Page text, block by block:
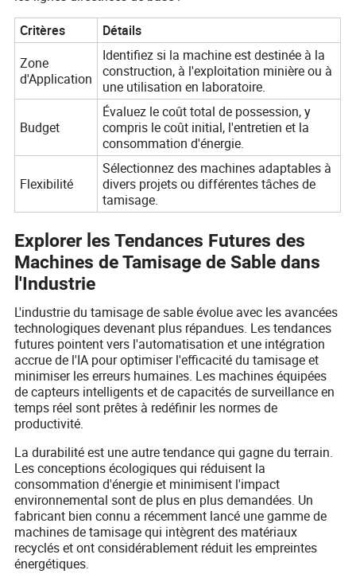
Critères
Détails
Zone
d'Application
Identifiez si la machine est destinée à la
construction, à l'exploitation minière ou à
une utilisation en laboratoire.
Budget
Évaluez le coût total de possession, y
compris le coût initial, l'entretien et la
consommation d'énergie.
Flexibilité
Sélectionnez des machines adaptables à
divers projets ou différentes tâches de
tamisage.
Explorer les Tendances Futures des
Machines de Tamisage de Sable dans
l'Industrie
L'industrie du tamisage de sable évolue avec les avancées
technologiques devenant plus répandues. Les tendances
futures pointent vers l'automatisation et une intégration
accrue de l'IA pour optimiser l'efficacité du tamisage et
minimiser les erreurs humaines. Les machines équipées
de capteurs intelligents et de capacités de surveillance en
temps réel sont prêtes à redéfinir les normes de
productivité.
La durabilité est une autre tendance qui gagne du terrain.
Les conceptions écologiques qui réduisent la
consommation d'énergie et minimisent l'impact
environnemental sont de plus en plus demandées. Un
fabricant bien connu a récemment lancé une gamme de
machines de tamisage qui intègrent des matériaux
recyclés et ont considérablement réduit les empreintes
énergétiques.